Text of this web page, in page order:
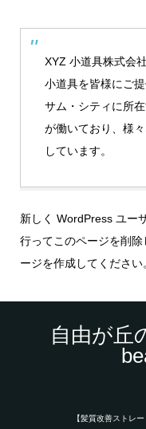
XYZ 小道具株式会
小道具を皆様にご
サム・シティに所
が働いており、様
しています。
新しく WordPress ユー
行ってこのページを削
ージを作成してくださ
自由が
【髪質改善ストレ